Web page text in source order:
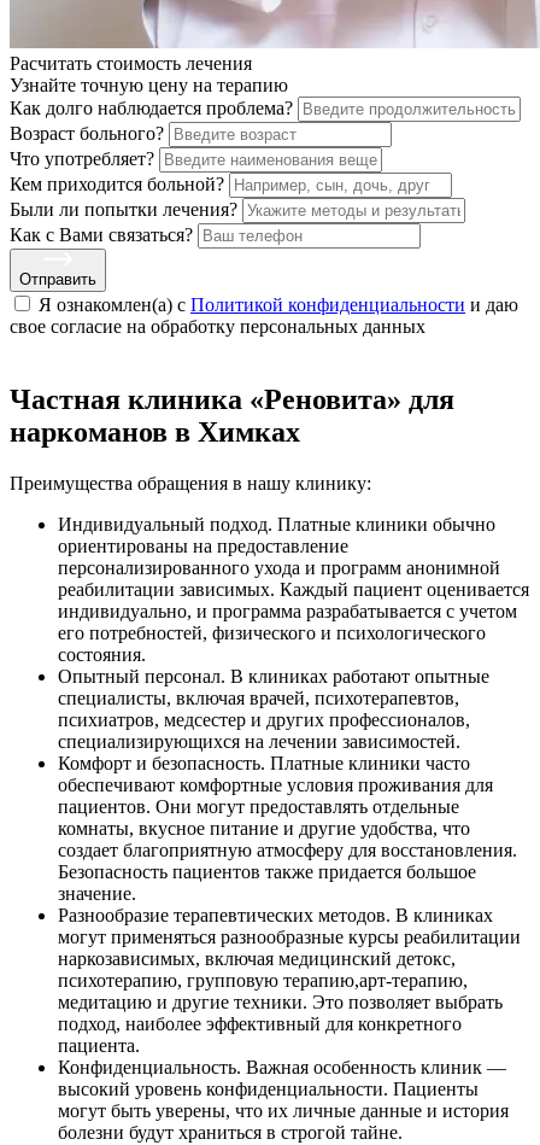
Расчитать стоимость лечения
Узнайте точную цену на терапию
Как долго наблюдается проблема?
Возраст больного?
Что употребляет?
Кем приходится больной?
Были ли попытки лечения?
Как с Вами связаться?
Отправить
Я ознакомлен(а) с Политикой конфиденциальности и даю
свое cогласие на обработку персональных данных
Частная клиника «Реновита» для
наркоманов в Химках
Преимущества обращения в нашу клинику:
Индивидуальный подход. Платные клиники обычно
ориентированы на предоставление
персонализированного ухода и программ анонимной
реабилитации зависимых. Каждый пациент оценивается
индивидуально, и программа разрабатывается с учетом
его потребностей, физического и психологического
состояния.
Опытный персонал. В клиниках работают опытные
специалисты, включая врачей, психотерапевтов,
психиатров, медсестер и других профессионалов,
специализирующихся на лечении зависимостей.
Комфорт и безопасность. Платные клиники часто
обеспечивают комфортные условия проживания для
пациентов. Они могут предоставлять отдельные
комнаты, вкусное питание и другие удобства, что
создает благоприятную атмосферу для восстановления.
Безопасность пациентов также придается большое
значение.
Разнообразие терапевтических методов. В клиниках
могут применяться разнообразные курсы реабилитации
наркозависимых, включая медицинский детокс,
психотерапию, групповую терапию,арт-терапию,
медитацию и другие техники. Это позволяет выбрать
подход, наиболее эффективный для конкретного
пациента.
Конфиденциальность. Важная особенность клиник —
высокий уровень конфиденциальности. Пациенты
могут быть уверены, что их личные данные и история
болезни будут храниться в строгой тайне.